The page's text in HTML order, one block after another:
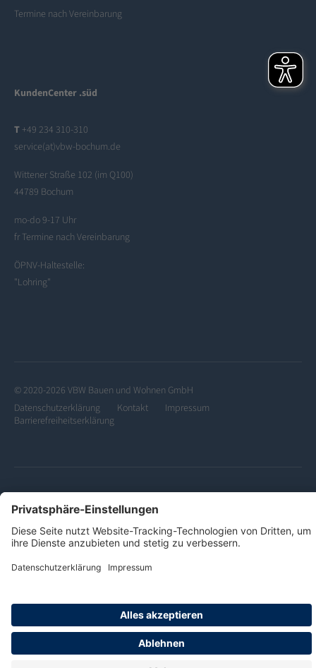
Termine nach Vereinbarung
KundenCenter .süd
T +49 234 310-310
service(at)vbw-bochum.de
Wittener Straße 102 (im Q100)
44789 Bochum
mo-do 9-17 Uhr
fr Termine nach Vereinbarung
ÖPNV-Haltestelle:
"Lohring"
© 2020-2026 VBW Bauen und Wohnen GmbH
Datenschutzerklärung
Kontakt
Impressum
Barrierefreiheitserklärung